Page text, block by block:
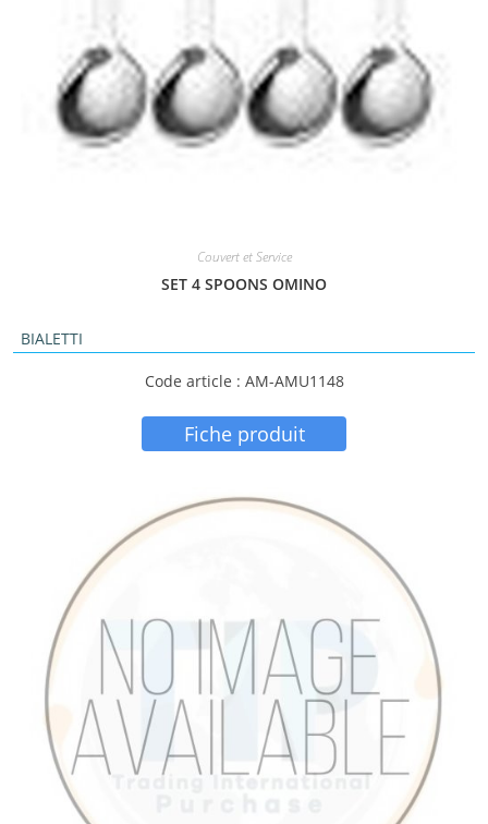
Couvert et Service
SET 4 SPOONS OMINO
BIALETTI
Code article : AM-AMU1148
Fiche produit